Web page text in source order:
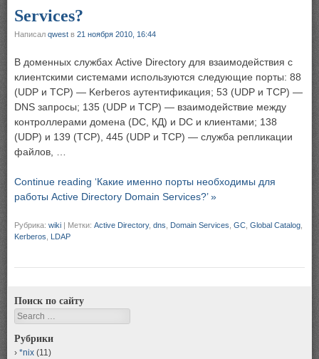
Services?
Написал qwest в 21 ноября 2010, 16:44
В доменных службах Active Directory для взаимодействия с
клиентскими системами используются следующие порты: 88
(UDP и TCP) — Kerberos аутентификация; 53 (UDP и TCP) —
DNS запросы; 135 (UDP и TCP) — взаимодействие между
контроллерами домена (DC, КД) и DC и клиентами; 138
(UDP) и 139 (TCP), 445 (UDP и TCP) — служба репликации
файлов, …
Continue reading ‘Какие именно порты необходимы для
работы Active Directory Domain Services?’ »
Рубрика: wiki | Метки: Active Directory, dns Domain Services GC Global Catalog
Kerberos
LDAP
Поиск по сайту
Search
Рубрики
*nix (11)